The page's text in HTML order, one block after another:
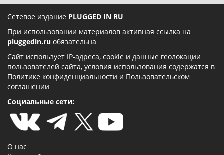
Сетевое издание PLUGGED IN RU
При использовании материалов активная ссылка на
pluggedin.ru обязательна
Сайт использует IP-адреса, cookie и данные геолокации
пользователей сайта, условия использования содержатся в
Политике конфиденциальности и Пользовательском
соглашении
Социальные сети:
О нас